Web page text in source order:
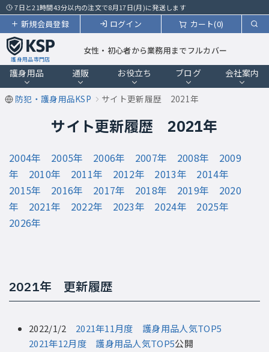
7日と21時間43分以内の注文で8月17日(月)に発送します
カート(0)
ログイン
新規会員登録
護身用品専門店
女性・初心者から業務用までフルカバー
護身用品 通販 お役立ち ブログ 会社案内
防犯・護身用品KSP サイト更新履歴 2021年
サイト更新履歴 2021年
2004年 2005年 2006年 2007年 2008年
2009
年
2010年 2011年 2012年 2013年
2014年
2015年
2016年 2017年 2018年 2019年
2020
年
2021年 2022年 2023年 2024年
2025年
2026年
2021年 更新履歴
2022/1/2 2021年11月度 護身用品人気TOP5
2021年12月度 護身用品人気TOP5公開